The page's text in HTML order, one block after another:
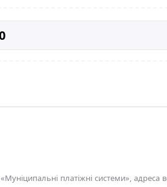
платіжні системи», адреса